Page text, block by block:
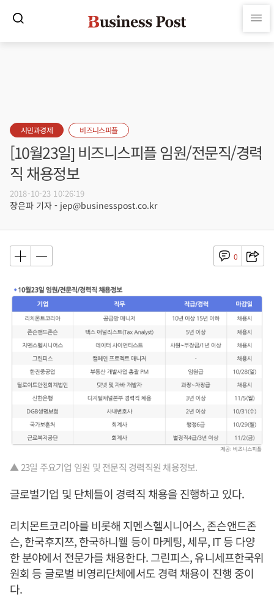
시민과경제 비즈니스피플
[10월23일] 비즈니스피플 임원/전문직/경력
직 채용정보
2018-10-23 10:26:19
장은파 기자 - jep@businesspost.co.kr
0
▲ 23일 주요기업 임원 및 전문직 경력직원 채용정보.
글로벌기업 및 단체들이 경력직 채용을 진행하고 있다.
리치몬트코리아를 비롯해 지멘스헬시니어스, 존슨앤드존
슨, 한국후지쯔, 한국하니웰 등이 마케팅, 세무, IT 등 다양
한 분야에서 전문가를 채용한다. 그린피스, 유니세프한국위
원회 등 글로벌 비영리단체에서도 경력 채용이 진행 중이
다.